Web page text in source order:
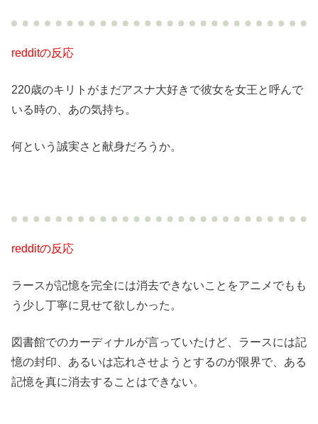
redditの反応
220歳のキリトがまだアスナ大好きで彼女を女王と呼んで
いる時の、あの気持ち。
何という誠実さと献身だろうか。
redditの反応
ラースが記憶を完全には消去できないことをアニメでもも
う少し丁寧に見せて欲しかった。
図書館でのカーディナルが言っていたけど、ラースには記
憶の封印、あるいは忘れさせようとするのが限界で、ある
記憶を真に消去することはできない。